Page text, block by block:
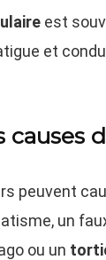
est
et
causes
peuvent
un
ou un